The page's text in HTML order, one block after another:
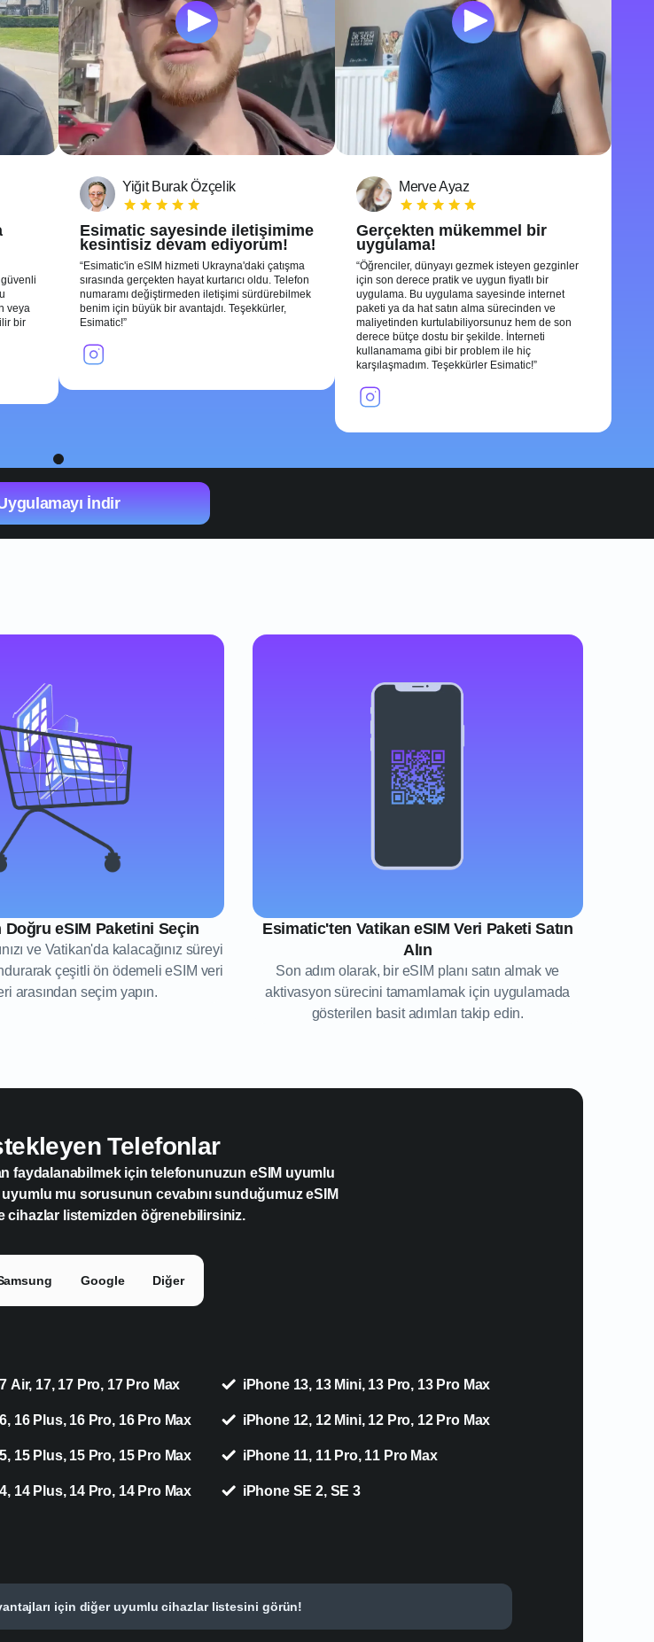
veya
bir
Yiğit Burak Özçelik
Esimatic sayesinde iletişimime
kesintisiz devam ediyorum!
Esimatic'in eSIM hizmeti Ukrayna'daki çatışma
sırasında gerçekten hayat kurtarıcı oldu. Telefon
numaramı değiştirmeden iletişimi sürdürebilmek
benim için büyük bir avantajdı. Teşekkürler,
Esimatic!
Merve Ayaz
Gerçekten mükemmel bir
uygulama!
Öğrenciler, dünyayı gezmek isteyen gezginler
için son derece pratik ve uygun fiyatlı bir
uygulama. Bu uygulama sayesinde internet
paketi ya da hat satın alma sürecinden ve
maliyetinden kurtulabiliyorsunuz hem de son
derece bütçe dostu bir şekilde. İnterneti
kullanamama gibi bir problem ile hiç
karşılaşmadım. Teşekkürler Esimatic!
1
İndir
Doğru eSIM Paketini Seçin
ve Vatikan'da kalacağınız süreyi
çeşitli ön ödemeli eSIM veri
arasından seçim yapın.
Esimatic'ten Vatikan eSIM Veri Paketi Satın
Alın
Son adım olarak, bir eSIM planı satın almak ve
aktivasyon sürecini tamamlamak için uygulamada
gösterilen basit adımları takip edin.
Telefonlar
faydalanabilmek için telefonunuzun eSIM uyumlu
mu sorusunun cevabını sunduğumuz eSIM
cihazlar listemizden öğrenebilirsiniz.
Google Diğer
Air, 17, 17 Pro, 17 Pro Max
16 Plus, 16 Pro, 16 Pro Max
15 Plus, 15 Pro, 15 Pro Max
14 Plus, 14 Pro, 14 Pro Max
iPhone 13, 13 Mini, 13 Pro, 13 Pro Max
iPhone 12, 12 Mini, 12 Pro, 12 Pro Max
iPhone 11, 11 Pro, 11 Pro Max
iPhone SE 2, SE 3
için diğer uyumlu cihazlar listesini görün!